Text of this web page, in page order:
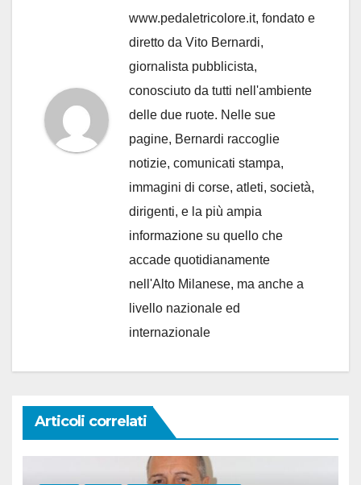
www.pedaletricolore.it, fondato e
diretto da Vito Bernardi,
giornalista pubblicista,
conosciuto da tutti nell'ambiente
delle due ruote. Nelle sue
pagine, Bernardi raccoglie
notizie, comunicati stampa,
immagini di corse, atleti, società,
dirigenti, e la più ampia
informazione su quello che
accade quotidianamente
nell'Alto Milanese, ma anche a
livello nazionale ed
internazionale
Articoli correlati